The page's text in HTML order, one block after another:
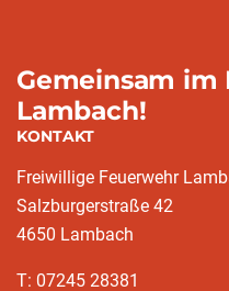
Gemeinsam im
Lambach!
KONTAKT
Freiwillige Feuerwehr
Salzburgerstraße 42
4650 Lambach
T: 07245 28381